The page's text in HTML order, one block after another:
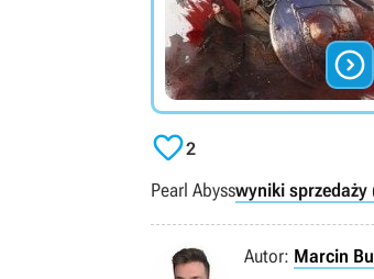

2
Pearl Abysswyniki sprzedaży
Autor: Marcin